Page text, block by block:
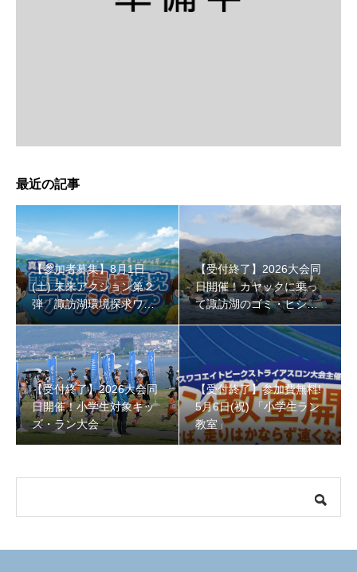
【受付終了】2026大会同日開催！小学生対象キッズ・ラ
【受付終了】参加費無料! 5月6日(祝) 「小学生ラン教室」
最近の記事
【参加者募集】8月1日
(土) 未来アクション第２
弾「諏訪湖環境探求ワー
クショップ」小学４年生
から！
【受付終了】2026大会同
日開催！カヤックに乗っ
て諏訪湖のゴミ・ヒシを
回収しよう！
【受付終了】2026大会同
日開催！小学生対象キッ
ズ・ラン大会
【受付終了】参加費無料!
5月6日(祝) 「小学生ラン
教室」